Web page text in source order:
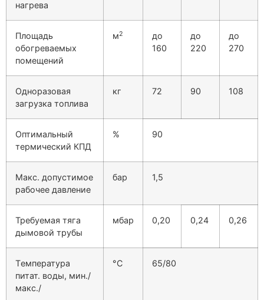
нагрева
Площадь
обогреваемых
помещений
м2
до
160
до
220
до
270
Одноразовая
загрузка топлива
кг 72 90 108
Оптимальный
термический КПД
% 90
Макс. допустимое
рабочее давление
бар 1,5
Требуемая тяга
дымовой трубы
мбар 0,20 0,24 0,26
Tемпература
питат. воды, мин./
макс./
°C 65/80